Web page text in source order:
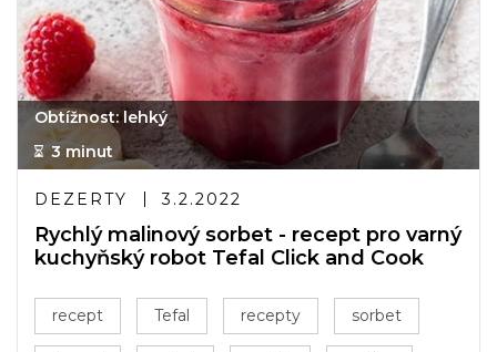
Obtížnost: lehký
3 minut
DEZERTY 3.2.2022
Rychlý malinový sorbet - recept pro varný
kuchyňský robot Tefal Click and Cook
recept Tefal recepty sorbet